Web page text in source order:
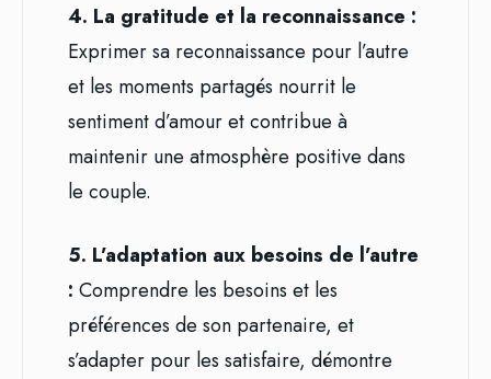
4. La gratitude et la reconnaissance :
Exprimer sa reconnaissance pour l’autre
et les moments partagés nourrit le
sentiment d’amour et contribue à
maintenir une atmosphère positive dans
le couple.
5. L’adaptation aux besoins de l’autre
: Comprendre les besoins et les
préférences de son partenaire, et
s’adapter pour les satisfaire, démontre